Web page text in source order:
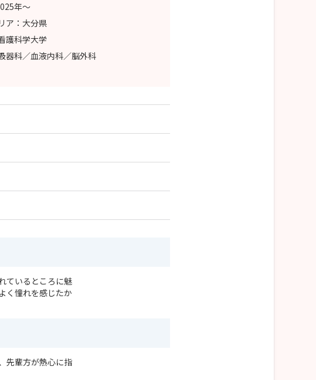
年〜
ア： 大分県
護科学大学
器科／血液内科／脳外科
ているところに魅
く憧れを感じたか
先輩方が熱心に指